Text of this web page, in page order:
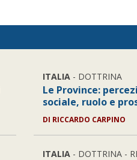
ITALIA - DOTTRINA
Le Province:
sociale, ruolo e
DI RICCARDO CARPINO
ITALIA - DOTTRINA -